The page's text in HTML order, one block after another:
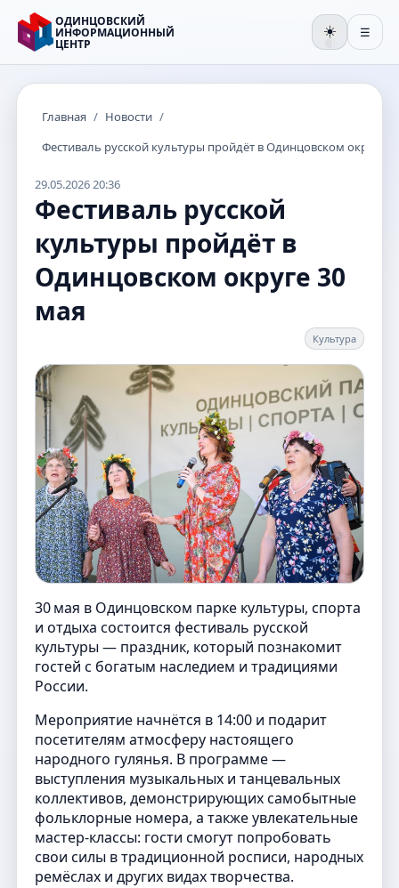
ОДИНЦОВСКИЙ
ИНФОРМАЦИОННЫЙ
ЦЕНТР
☀️ ☰
Главная / Новости /
Фестиваль русской культуры пройдёт в Одинцовском округе
29.05.2026 20:36
Фестиваль русской
культуры пройдёт в
Одинцовском округе 30
мая
Культура
30 мая в Одинцовском парке культуры, спорта
и отдыха состоится фестиваль русской
культуры — праздник, который познакомит
гостей с богатым наследием и традициями
России.
Мероприятие начнётся в 14:00 и подарит
посетителям атмосферу настоящего
народного гулянья. В программе —
выступления музыкальных и танцевальных
коллективов, демонстрирующих самобытные
фольклорные номера, а также увлекательные
мастер‑классы: гости смогут попробовать
свои силы в традиционной росписи, народных
ремёслах и других видах творчества.